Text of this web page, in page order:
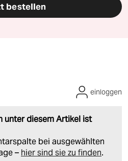
bestellen
unter diesem Artikel ist
bei ausgewählten
– hier sind sie zu finden.
einloggen